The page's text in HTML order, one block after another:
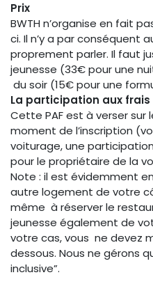
Prix
BWTH n’organise en fait
ci. Il n’y a par conséquent
proprement parler. Il faut
jeunesse (33€ pour une
du soir (15€ pour une
La participation aux
Cette PAF est à verser sur
moment de l’inscription
voiturage, une
pour le propriétaire de la
Note : il est évidemment
autre logement de votre
même à réserver le
jeunesse également de
votre cas, vous ne devez
dessous. Nous ne gérons
inclusive”.